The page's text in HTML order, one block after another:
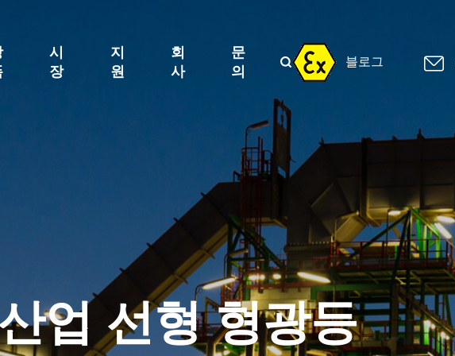
블로그 
시
장
지
원
회
사
문
의

업 선형 형광등